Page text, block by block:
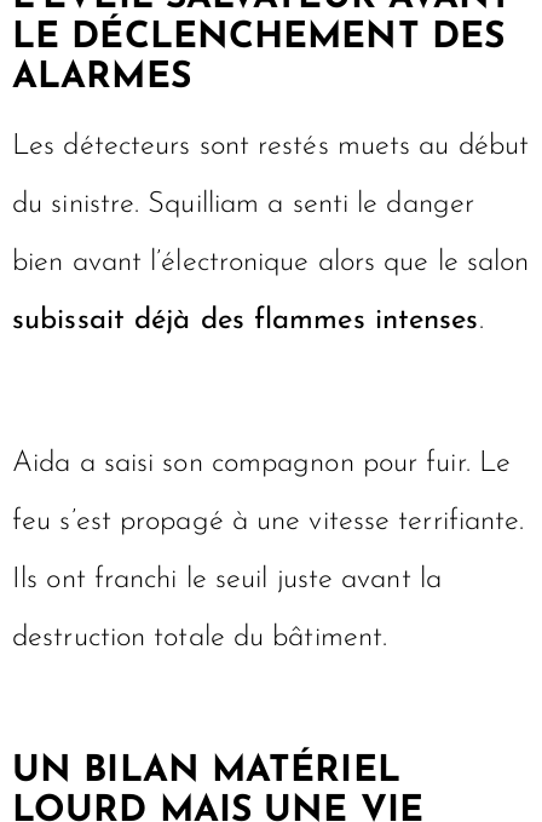
LE DÉCLENCHEMENT DES
ALARMES
Les détecteurs sont restés muets au début
du sinistre. Squilliam a senti le danger
bien avant l’électronique alors que le salon
subissait déjà des flammes intenses.
Aida a saisi son compagnon pour fuir. Le
feu s’est propagé à une vitesse terrifiante.
Ils ont franchi le seuil juste avant la
destruction totale du bâtiment.
UN BILAN MATÉRIEL
LOURD MAIS UNE VIE